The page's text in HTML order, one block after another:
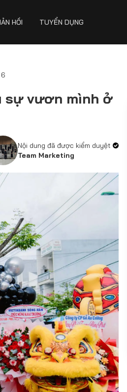
HỒI TUYỂN DỤNG
sự vươn mình ở
Nội dung đã được kiểm duyệt
Team Marketing